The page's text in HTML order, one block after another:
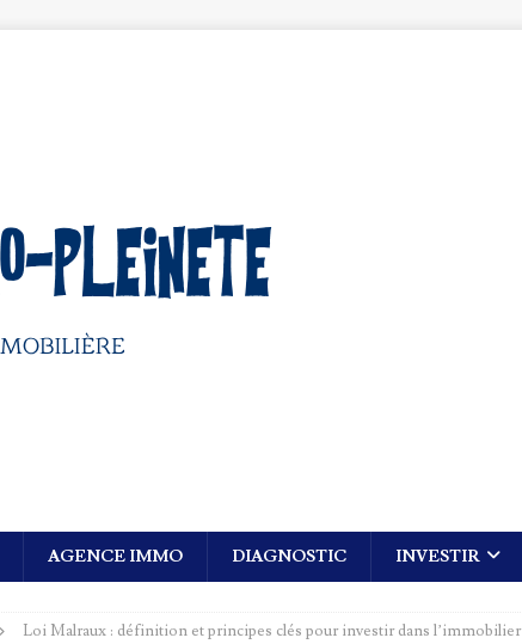
AGENCE IMMO DIAGNOSTIC INVESTIR
Loi Malraux : définition et principes clés pour investir dans l’immobilier